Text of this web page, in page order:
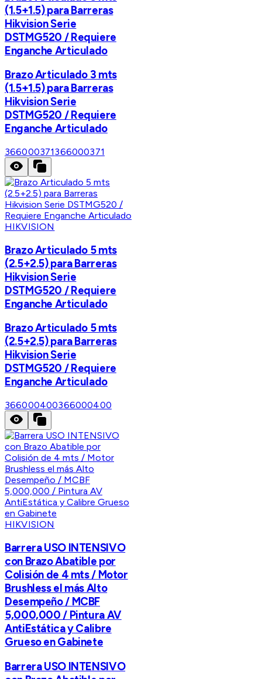
(1.5+1.5) para Barreras
Hikvision Serie
DSTMG520 / Requiere
Enganche Articulado
Brazo Articulado 3 mts
(1.5+1.5) para Barreras
Hikvision Serie
DSTMG520 / Requiere
Enganche Articulado
366000371366000371
HIKVISION
Brazo Articulado 5 mts
(2.5+2.5) para Barreras
Hikvision Serie
DSTMG520 / Requiere
Enganche Articulado
Brazo Articulado 5 mts
(2.5+2.5) para Barreras
Hikvision Serie
DSTMG520 / Requiere
Enganche Articulado
366000400366000400
HIKVISION
Barrera USO INTENSIVO
con Brazo Abatible por
Colisión de 4 mts / Motor
Brushless el más Alto
Desempeño / MCBF
5,000,000 / Pintura AV
AntiEstática y Calibre
Grueso en Gabinete
Barrera USO INTENSIVO